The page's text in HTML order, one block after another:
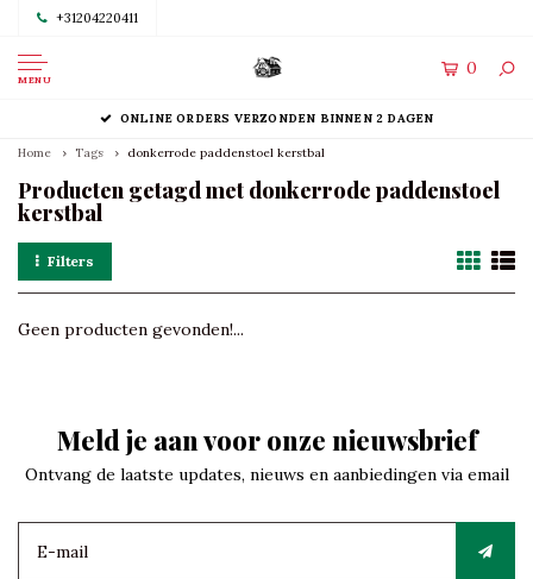
+31204220411
MENU
0
ONLINE ORDERS VERZONDEN BINNEN 2 DAGEN
Home Tags donkerrode paddenstoel kerstbal
Producten getagd met donkerrode paddenstoel
kerstbal
Filters
Geen producten gevonden!...
Meld je aan voor onze nieuwsbrief
Ontvang de laatste updates, nieuws en aanbiedingen via email